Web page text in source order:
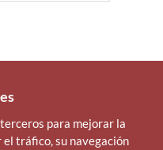
para mejorar la
tráfico, su navegación